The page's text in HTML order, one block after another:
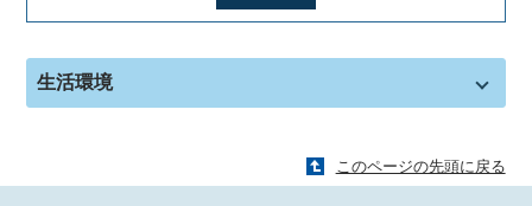
生活環境
このページの先頭に戻る